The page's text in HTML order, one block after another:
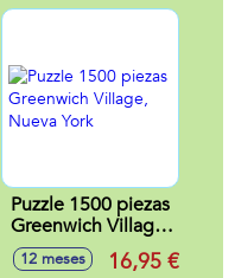
Puzzle 1500 piezas
Greenwich Village,
Nueva York
12 meses 16,95 €